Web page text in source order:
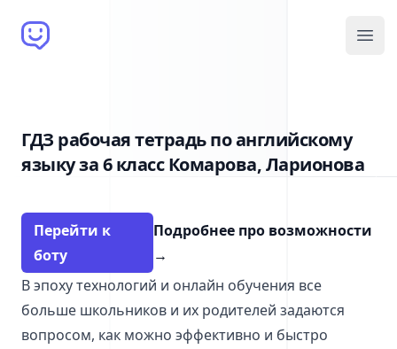
Brain Bot
ГДЗ рабочая тетрадь по английскому
языку за 6 класс Комарова, Ларионова
Перейти к
боту
Подробнее про возможности
→
В эпоху технологий и онлайн обучения все
больше школьников и их родителей задаются
вопросом, как можно эффективно и быстро